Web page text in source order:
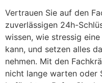
Vertrauen Sie auf den
zuverlässigen 24h-
wissen, wie stressig
kann, und setzen alles
nehmen. Mit den
nicht lange warten oder